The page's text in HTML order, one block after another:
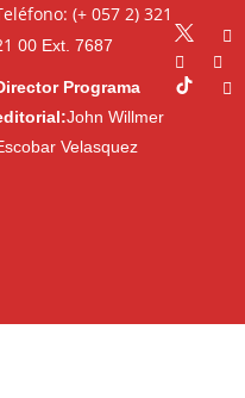
(+ 057 2) 321
00Ext. 7687
Programa
John Willmer
Velasquez